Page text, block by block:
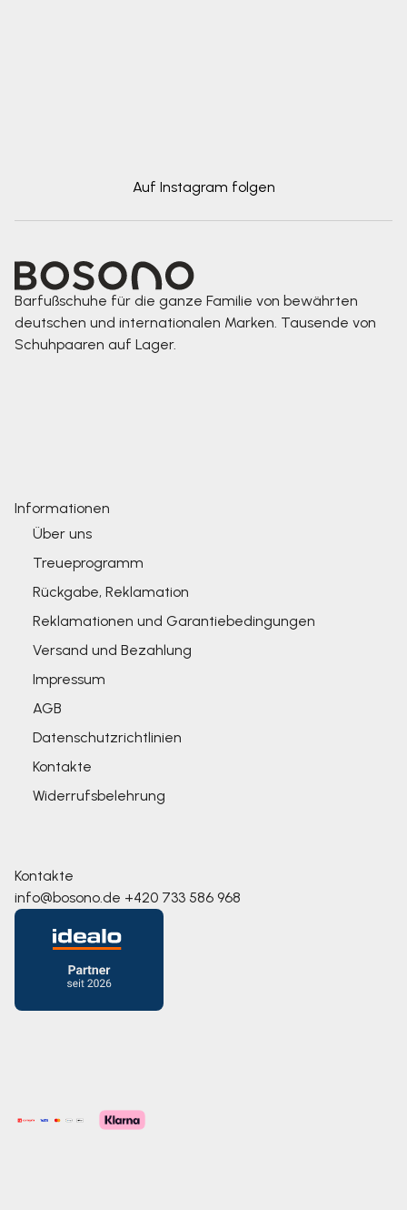
Auf Instagram folgen
Barfußschuhe für die ganze Familie von bewährten
deutschen und internationalen Marken. Tausende von
Schuhpaaren auf Lager.
Informationen
Über uns
Treueprogramm
Rückgabe, Reklamation
Reklamationen und Garantiebedingungen
Versand und Bezahlung
Impressum
AGB
Datenschutzrichtlinien
Kontakte
Widerrufsbelehrung
Kontakte
info@bosono.de +420 733 586 968